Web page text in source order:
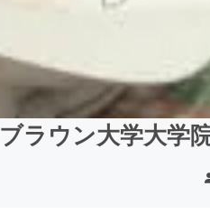
ブラウン大学大学